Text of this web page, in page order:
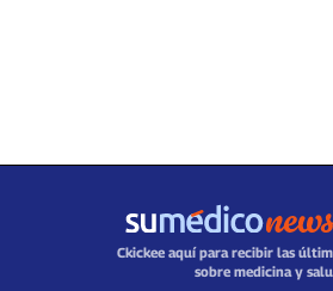
Ckickee aquí para recibir las
sobre medicina y